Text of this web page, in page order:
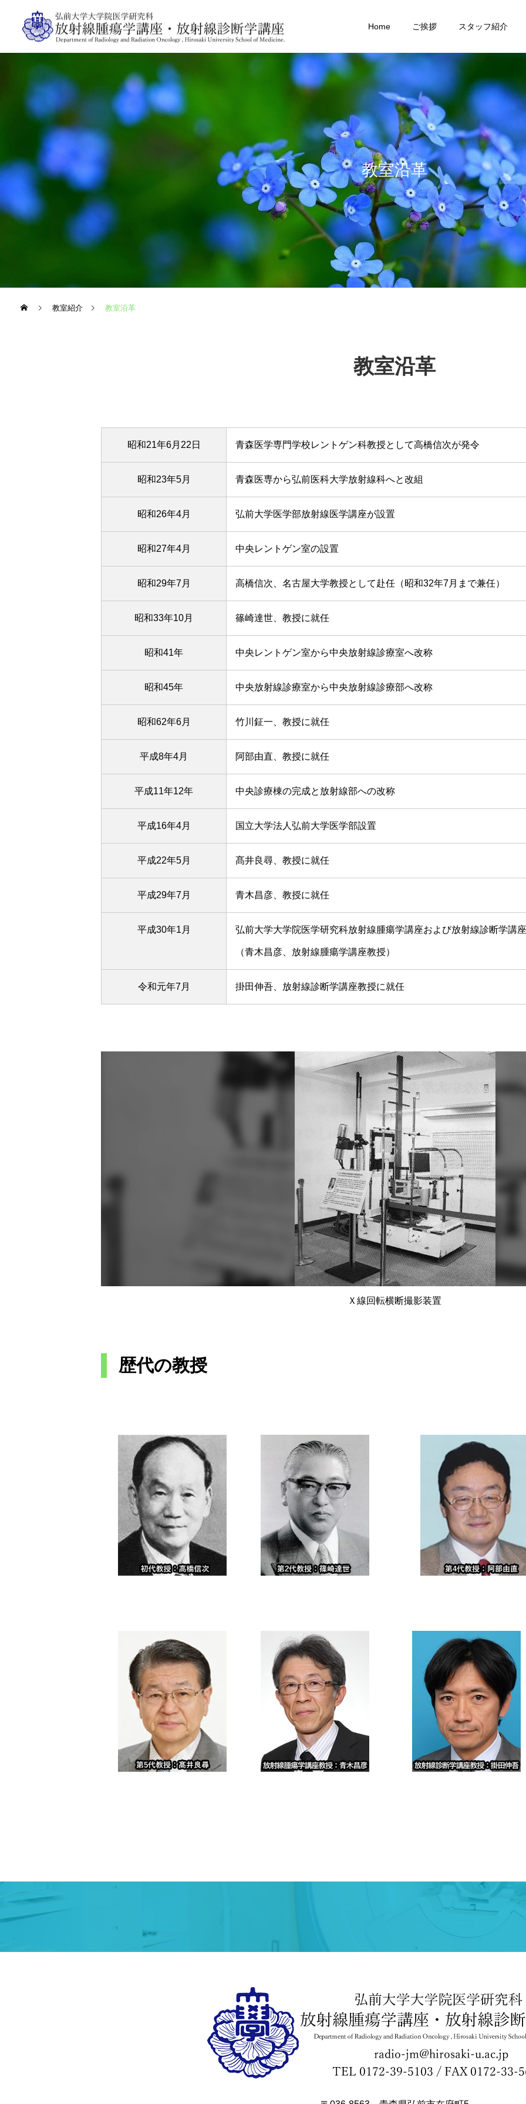
Home ご挨拶 スタッフ紹介
教室沿革
教室紹介 教室沿革
教室沿革
昭和21年6月22日 青森医学専門学校レントゲン科教授として高橋信次が発令
昭和23年5月 青森医専から弘前医科大学放射線科へと改組
昭和26年4月 弘前大学医学部放射線医学講座が設置
昭和27年4月 中央レントゲン室の設置
昭和29年7月 高橋信次、名古屋大学教授として赴任（昭和32年7月まで兼任）
昭和33年10月 篠崎達世、教授に就任
昭和41年 中央レントゲン室から中央放射線診療室へ改称
昭和45年 中央放射線診療室から中央放射線診療部へ改称
昭和62年6月 竹川鉦一、教授に就任
平成8年4月 阿部由直、教授に就任
平成11年12年 中央診療棟の完成と放射線部への改称
平成16年4月 国立大学法人弘前大学医学部設置
平成22年5月 髙井良尋、教授に就任
平成29年7月 青木昌彦、教授に就任
平成30年1月 弘前大学大学院医学研究科放射線腫瘍学講座および放射線診断学講
（青木昌彦、放射線腫瘍学講座教授）
令和元年7月 掛田伸吾、放射線診断学講座教授に就任
Ｘ線回転横断撮影装置
歴代の教授